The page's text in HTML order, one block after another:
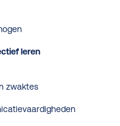
leren
zwaktes